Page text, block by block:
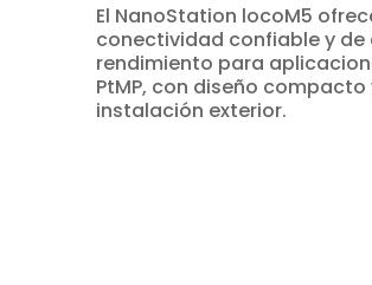
El NanoStation locoM5
conectividad confiable y de
rendimiento para
PtMP, con diseño compacto
instalación exterior.